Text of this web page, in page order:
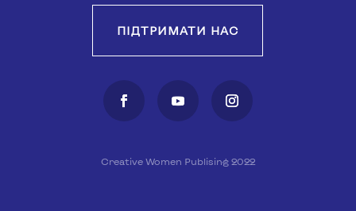
ПІДТРИМАТИ НАС
Creative Women Publising 2022